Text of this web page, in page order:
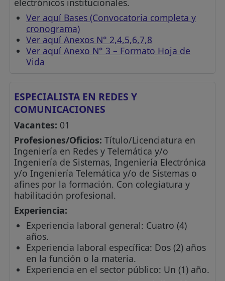
Ver aquí Bases (Convocatoria completa y
cronograma)
Ver aquí Anexos N° 2,4,5,6,7,8
Ver aquí Anexo N° 3 – Formato Hoja de
Vida
ESPECIALISTA EN REDES Y
COMUNICACIONES
Vacantes: 01
Profesiones/Oficios: Título/Licenciatura en
Ingeniería en Redes y Telemática y/o
Ingeniería de Sistemas, Ingeniería Electrónica
y/o Ingeniería Telemática y/o de Sistemas o
afines por la formación. Con colegiatura y
habilitación profesional.
Experiencia:
Experiencia laboral general: Cuatro (4)
años.
Experiencia laboral específica: Dos (2) años
en la función o la materia.
Experiencia en el sector público: Un (1) año.